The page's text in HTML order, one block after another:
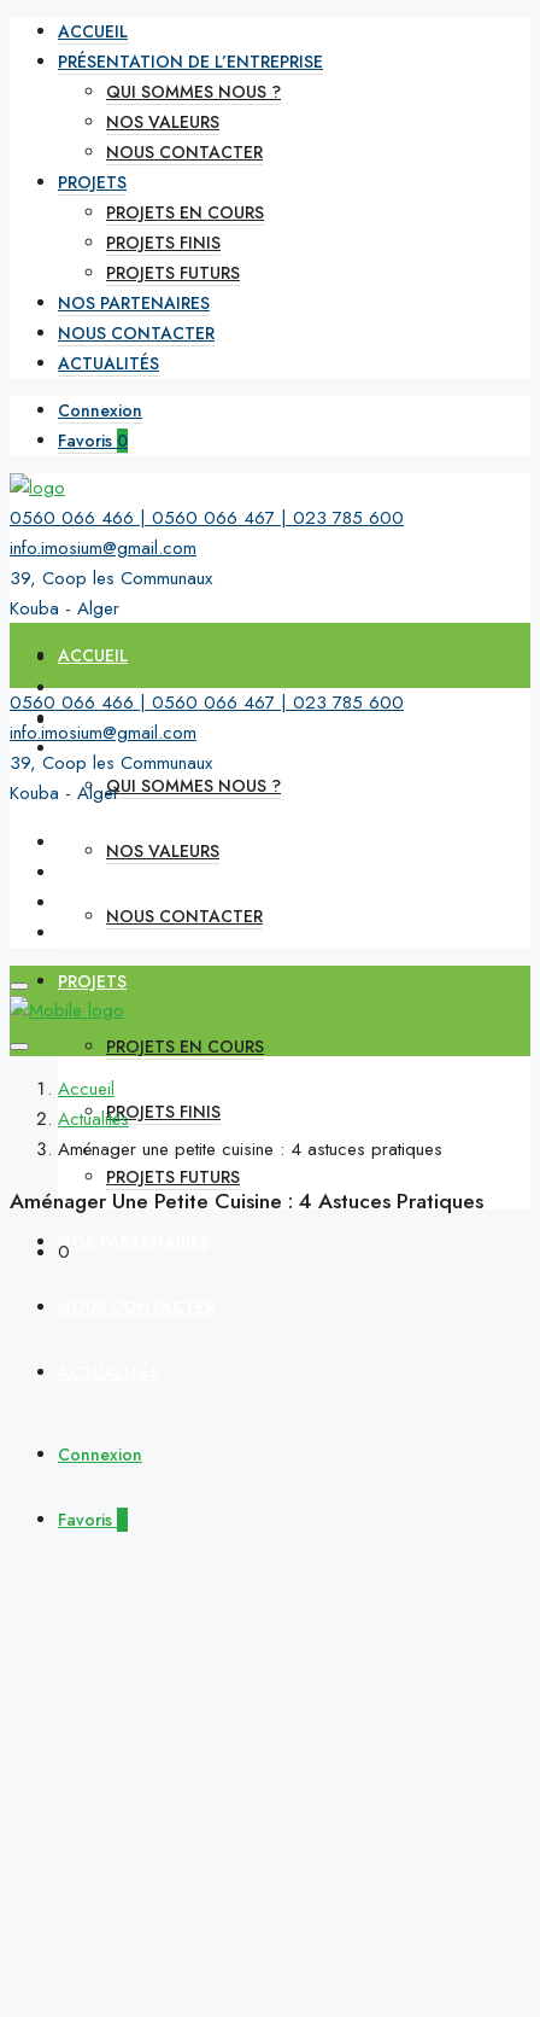
ACCUEIL
PRÉSENTATION DE L’ENTREPRISE
QUI SOMMES NOUS ?
NOS VALEURS
NOUS CONTACTER
PROJETS
PROJETS EN COURS
PROJETS FINIS
PROJETS FUTURS
NOS PARTENAIRES
NOUS CONTACTER
ACTUALITÉS
Connexion
Favoris 0
0560 066 466 | 0560 066 467 | 023 785 600
info.imosium@gmail.com
39, Coop les Communaux
Kouba - Alger
ACCUEIL
PRÉSENTATION DE L’ENTREPRISE
QUI SOMMES NOUS ?
NOS VALEURS
NOUS CONTACTER
PROJETS
PROJETS EN COURS
PROJETS FINIS
PROJETS FUTURS
NOS PARTENAIRES
Connexion
Favoris
0560 066 466 | 0560 066 467 | 023 785 600
info.imosium@gmail.com
39, Coop les Communaux
Kouba - Alger
Accueil
Actualités
Aménager une petite cuisine : 4 astuces pratiques
Aménager Une Petite Cuisine : 4 Astuces Pratiques
0